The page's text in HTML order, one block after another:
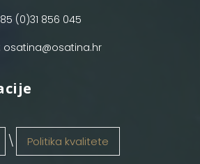
(0)31 856 045
osatina@osatina.hr
Politika kvalitete